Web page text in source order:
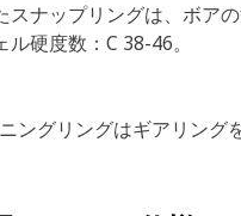
スナップリングは、ボア
ル硬度数：C 38-46。
ングリングはギアリング